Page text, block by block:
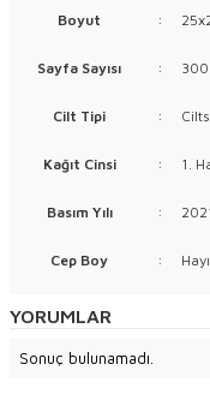
Boyut :
Sayfa Sayısı : 300
Cilt Tipi :
Kağıt Cinsi : 1.
Basım Yılı :
Cep Boy :
YORUMLAR
Sonuç bulunamadı.